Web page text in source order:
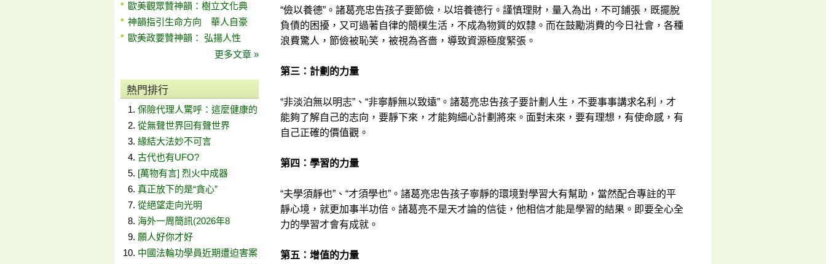
歐美觀眾贊神韻：樹立文化典
神韻指引生命方向 華人自豪
歐美政要贊神韻： 弘揚人性
更多文章 »
熱門排行
保險代理人驚呼：這麼健康的
從無聲世界回有聲世界
緣結大法妙不可言
古代也有UFO?
[萬物有言] 烈火中成器
真正放下的是“貪心”
從絕望走向光明
海外一周簡訊(2026年8
願人好你才好
中國法輪功學員近期遭迫害案
“儉以養德”。諸葛亮忠告孩子要節儉，以培養德行。謹慎理財，量入為出，不可鋪張，既擺脫
負債的困擾，又可過著自律的簡樸生活，不成為物質的奴隸。而在鼓勵消費的今日社會，各種
浪費驚人，節儉被恥笑，被視為吝嗇，導致資源極度緊張。
第三：計劃的力量
“非淡泊無以明志”、“非寧靜無以致遠”。諸葛亮忠告孩子要計劃人生，不要事事講求名利，才
能夠了解自己的志向，要靜下來，才能夠細心計劃將來。面對未來，要有理想，有使命感，有
自己正確的價值觀。
第四：學習的力量
“夫學須靜也”、“才須學也”。諸葛亮忠告孩子寧靜的環境對學習大有幫助，當然配合專註的平
靜心境，就更加事半功倍。諸葛亮不是天才論的信徒，他相信才能是學習的結果。即要全心全
力的學習才會有成就。
第五：增值的力量